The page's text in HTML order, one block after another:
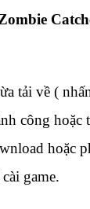
tải về (
công hoặc
hoặc
game.